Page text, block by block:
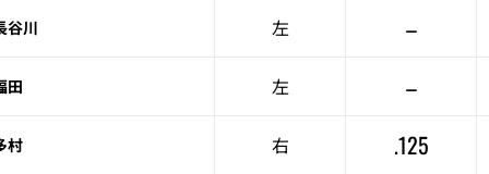
谷川 左 –
田 左 –
村 右 .125